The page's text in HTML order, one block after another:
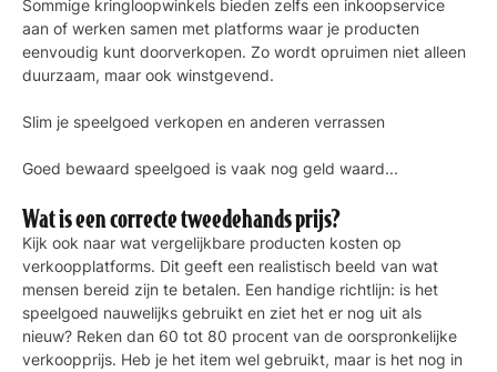
Sommige kringloopwinkels bieden zelfs een inkoopservice
aan of werken samen met platforms waar je producten
eenvoudig kunt doorverkopen. Zo wordt opruimen niet alleen
duurzaam, maar ook winstgevend.
Slim je speelgoed verkopen en anderen verrassen
Goed bewaard speelgoed is vaak nog geld waard...
Wat is een correcte tweedehands prijs?
Kijk ook naar wat vergelijkbare producten kosten op
verkoopplatforms. Dit geeft een realistisch beeld van wat
mensen bereid zijn te betalen. Een handige richtlijn: is het
speelgoed nauwelijks gebruikt en ziet het er nog uit als
nieuw? Reken dan 60 tot 80 procent van de oorspronkelijke
verkoopprijs. Heb je het item wel gebruikt, maar is het nog in